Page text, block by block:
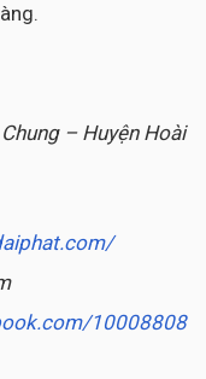
– Huyện Hoài
10008808